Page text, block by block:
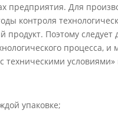
предприятия. Для
контроля
Поэтому следует
процесса,
техническими
упаковке;